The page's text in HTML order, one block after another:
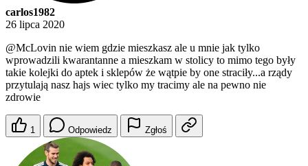
carlos1982
26 lipca 2020
@McLovin nie wiem gdzie mieszkasz ale u mnie jak tylko
wprowadzili kwarantanne a mieszkam w stolicy to mimo tego były
takie kolejki do aptek i sklepów że wątpie by one straciły...a rządy
przytulają nasz hajs wiec tylko my tracimy ale na pewno nie
zdrowie
1 Odpowiedz Zgłoś